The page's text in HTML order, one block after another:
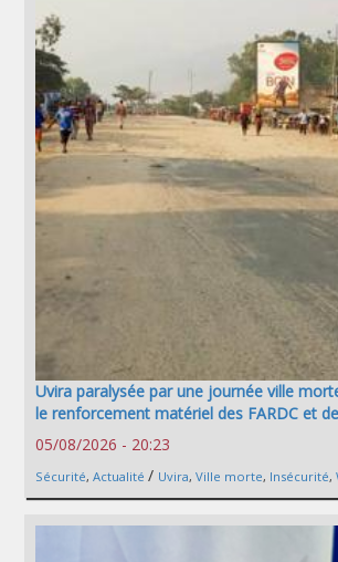
Uvira paralysée par une journée ville
le renforcement matériel des FARDC et
05/08/2026 - 20:23
Sécurité, Actualité / Uvira, Ville morte, Insécurité,